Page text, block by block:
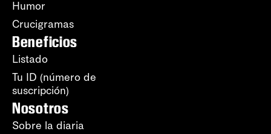
Humor
Crucigramas
Beneficios
Listado
Tu ID (número de
suscripción)
Nosotros
Sobre la diaria